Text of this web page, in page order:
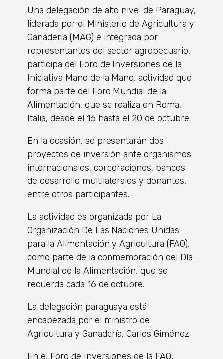
Una delegación de alto nivel de Paraguay,
liderada por el Ministerio de Agricultura y
Ganadería (MAG) e integrada por
representantes del sector agropecuario,
participa del Foro de Inversiones de la
Iniciativa Mano de la Mano, actividad que
forma parte del Foro Mundial de la
Alimentación, que se realiza en Roma,
Italia, desde el 16 hasta el 20 de octubre.
En la ocasión, se presentarán dos
proyectos de inversión ante organismos
internacionales, corporaciones, bancos
de desarrollo multilaterales y donantes,
entre otros participantes.
La actividad es organizada por La
Organización De Las Naciones Unidas
para la Alimentación y Agricultura (FAO),
como parte de la conmemoración del Día
Mundial de la Alimentación, que se
recuerda cada 16 de octubre.
La delegación paraguaya está
encabezada por el ministro de
Agricultura y Ganadería, Carlos Giménez.
En el Foro de Inversiones de la FAO,